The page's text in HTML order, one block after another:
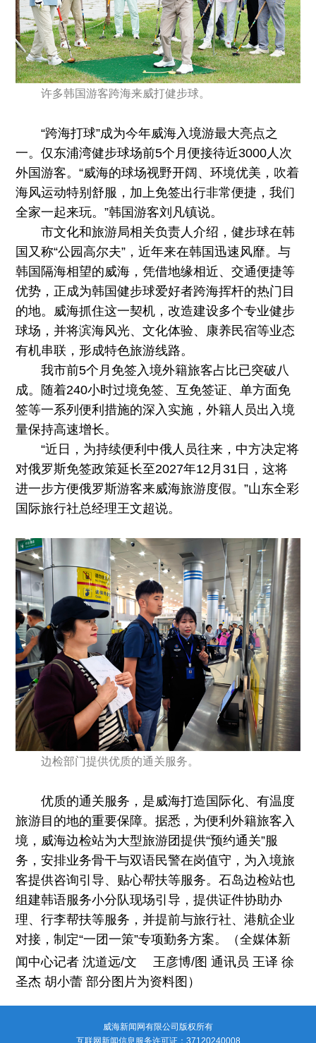
许多韩国游客跨海来威打健步球。
“跨海打球”成为今年威海入境游最大亮点之
一。仅东浦湾健步球场前5个月便接待近3000人次
外国游客。“威海的球场视野开阔、环境优美，吹着
海风运动特别舒服，加上免签出行非常便捷，我们
全家一起来玩。”韩国游客刘凡镇说。
市文化和旅游局相关负责人介绍，健步球在韩
国又称“公园高尔夫”，近年来在韩国迅速风靡。与
韩国隔海相望的威海，凭借地缘相近、交通便捷等
优势，正成为韩国健步球爱好者跨海挥杆的热门目
的地。威海抓住这一契机，改造建设多个专业健步
球场，并将滨海风光、文化体验、康养民宿等业态
有机串联，形成特色旅游线路。
我市前5个月免签入境外籍旅客占比已突破八
成。随着240小时过境免签、互免签证、单方面免
签等一系列便利措施的深入实施，外籍人员出入境
量保持高速增长。
“近日，为持续便利中俄人员往来，中方决定将
对俄罗斯免签政策延长至2027年12月31日，这将
进一步方便俄罗斯游客来威海旅游度假。”山东全彩
国际旅行社总经理王文超说。
边检部门提供优质的通关服务。
优质的通关服务，是威海打造国际化、有温度
旅游目的地的重要保障。据悉，为便利外籍旅客入
境，威海边检站为大型旅游团提供“预约通关”服
务，安排业务骨干与双语民警在岗值守，为入境旅
客提供咨询引导、贴心帮扶等服务。石岛边检站也
组建韩语服务小分队现场引导，提供证件协助办
理、行李帮扶等服务，并提前与旅行社、港航企业
对接，制定“一团一策”专项勤务方案。（全媒体新
闻中心记者 沈道远/文
王彦博/图 通讯员 王译 徐
圣杰 胡小蕾 部分图片为资料图）
威海新闻网有限公司版权所有
互联网新闻信息服务许可证：37120240008